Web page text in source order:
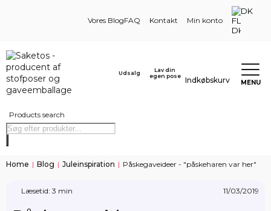
Vores BlogFAQ Kontakt Min konto
DK
Products search
Udsalg
Lav din
egen pose
Indkøbskurv MENU
Home | Blog | Juleinspiration | Påskegaveideer - "påskeharen var her"
Læsetid: 3 min 11/03/2019